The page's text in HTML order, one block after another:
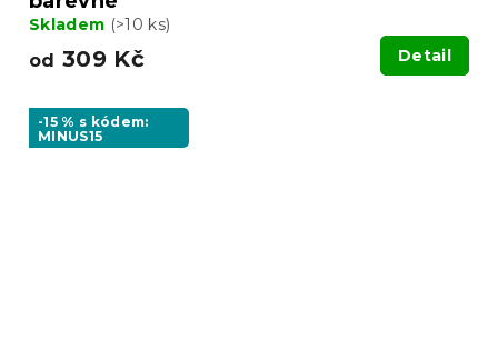
Skladem (>10 ks)
od 309 Kč Detail
-15 % s kódem:
MINUS15